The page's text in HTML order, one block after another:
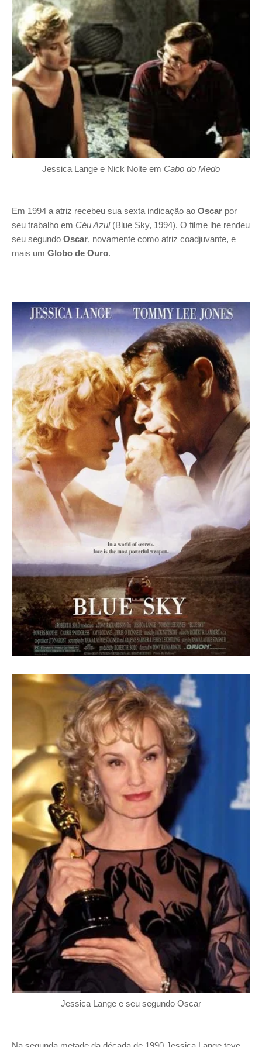
Jessica Lange e Nick Nolte em Cabo do Medo
Em 1994 a atriz recebeu sua sexta indicação ao Oscar por
seu trabalho em Céu Azul(Blue Sky, 1994). O filme lhe rendeu
seu segundo Oscar, novamente como atriz coadjuvante, e
mais um Globo de Ouro.
Jessica Lange e seu segundo Oscar